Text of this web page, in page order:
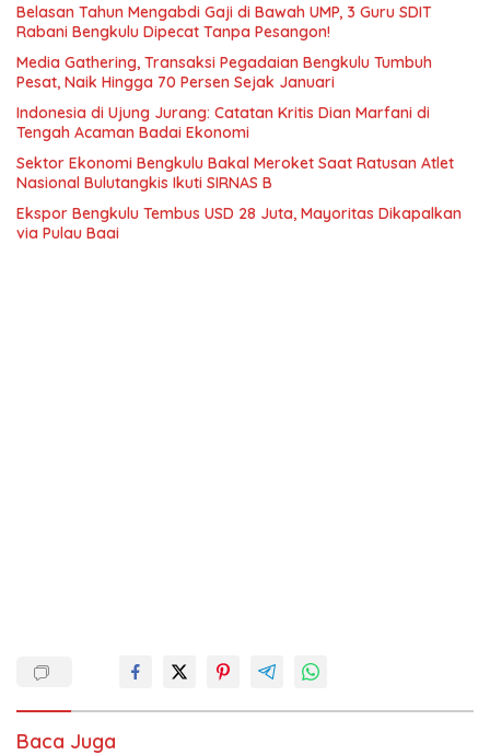
Belasan Tahun Mengabdi Gaji di Bawah UMP, 3 Guru SDIT
Rabani Bengkulu Dipecat Tanpa Pesangon!
Media Gathering, Transaksi Pegadaian Bengkulu Tumbuh
Pesat, Naik Hingga 70 Persen Sejak Januari
Indonesia di Ujung Jurang: Catatan Kritis Dian Marfani di
Tengah Acaman Badai Ekonomi
Sektor Ekonomi Bengkulu Bakal Meroket Saat Ratusan Atlet
Nasional Bulutangkis Ikuti SIRNAS B
Ekspor Bengkulu Tembus USD 28 Juta, Mayoritas Dikapalkan
via Pulau Baai
Baca Juga